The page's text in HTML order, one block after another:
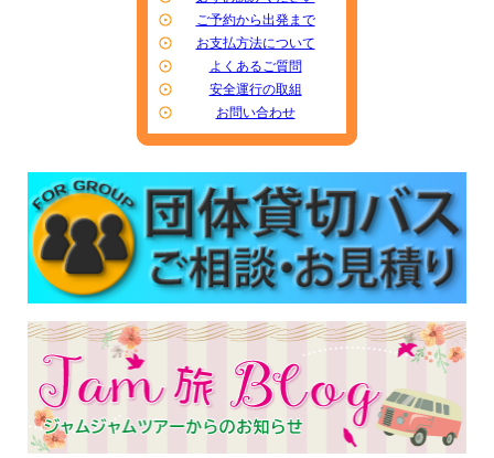
ご予約から出発まで
お支払方法について
よくあるご質問
安全運行の取組
お問い合わせ